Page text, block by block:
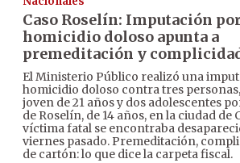
Caso Roselín: Imputación
homicidio doloso apunta a
premeditación y
El Ministerio Público realizó una
homicidio doloso contra tres
joven de 21 años y dos adolescentes
de Roselín, de 14 años, en la ciudad de
víctima fatal se encontraba
viernes pasado. Premeditación,
de cartón: lo que dice la carpeta fiscal.